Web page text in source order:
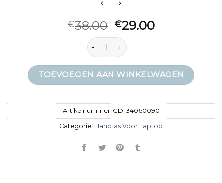
€38.00 €29.00
handtas voor laptop aantal
TOEVOEGEN AAN WINKELWAGEN
Artikelnummer: GD-34060090
Categorie: Handtas Voor Laptop